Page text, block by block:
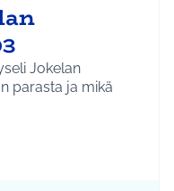
Jokelan
parasta ja mikä
Infra ja liikenne